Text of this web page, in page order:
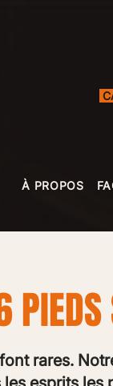
À PROPOS
PIEDS
rares.